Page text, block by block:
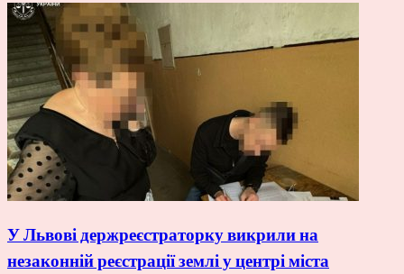
У Львові держреєстраторку викрили на
незаконній реєстрації землі у центрі міста